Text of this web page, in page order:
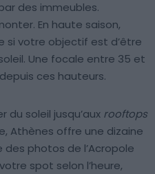
des immeubles.
En haute saison,
si votre objectif est d’être
Une focale entre 35 et
ces hauteurs.
du soleil jusqu’aux rooftops
Athènes offre une dizaine
photos de l’Acropole
spot selon l’heure,